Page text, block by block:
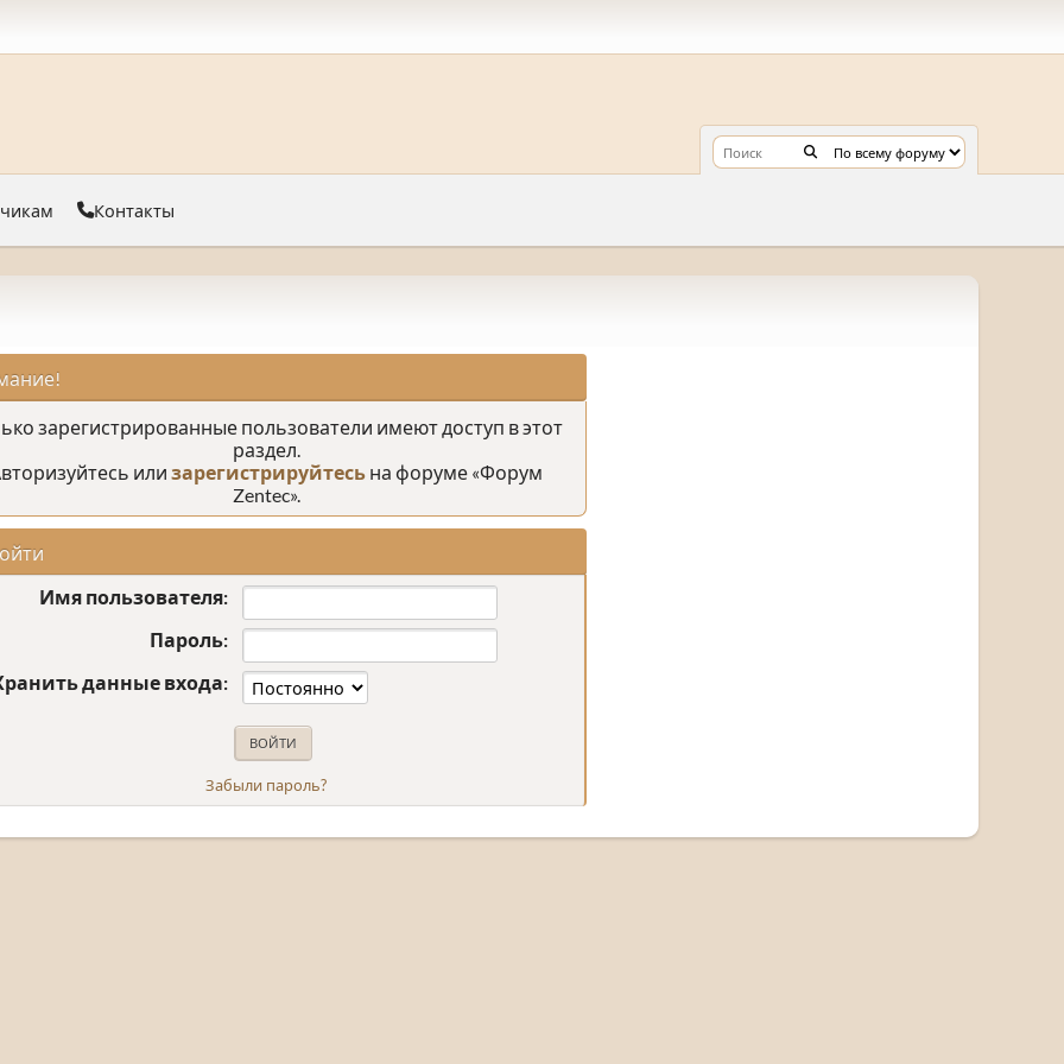
Контакты
зарегистрированные пользователи имеют доступ в этот
раздел.
или зарегистрируйтесь на форуме «Форум
Zentec».
Имя пользователя:
Пароль:
данные входа:
Забыли пароль?